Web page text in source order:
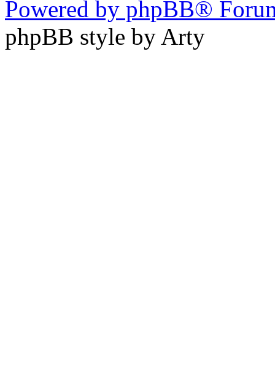
Powered by phpBB®
phpBB style by Arty